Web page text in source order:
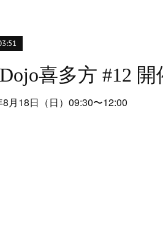
8月18日（日）09:30〜12:00